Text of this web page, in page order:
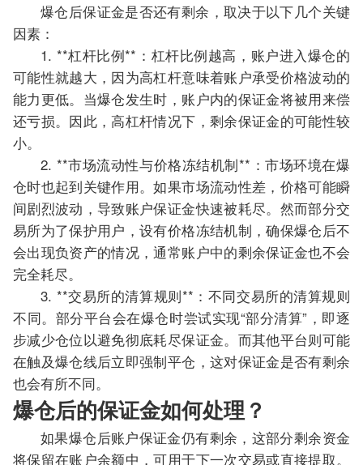
爆仓后保证金是否还有剩余，取决于以下几个关键
因素：
1. **杠杆比例**：杠杆比例越高，账户进入爆仓的
可能性就越大，因为高杠杆意味着账户承受价格波动的
能力更低。当爆仓发生时，账户内的保证金将被用来偿
还亏损。因此，高杠杆情况下，剩余保证金的可能性较
小。
2. **市场流动性与价格冻结机制**：市场环境在爆
仓时也起到关键作用。如果市场流动性差，价格可能瞬
间剧烈波动，导致账户保证金快速被耗尽。然而部分交
易所为了保护用户，设有价格冻结机制，确保爆仓后不
会出现负资产的情况，通常账户中的剩余保证金也不会
完全耗尽。
3. **交易所的清算规则**：不同交易所的清算规则
不同。部分平台会在爆仓时尝试实现“部分清算”，即逐
步减少仓位以避免彻底耗尽保证金。而其他平台则可能
在触及爆仓线后立即强制平仓，这对保证金是否有剩余
也会有所不同。
爆仓后的保证金如何处理？
如果爆仓后账户保证金仍有剩余，这部分剩余资金
将保留在账户余额中，可用于下一次交易或直接提取。